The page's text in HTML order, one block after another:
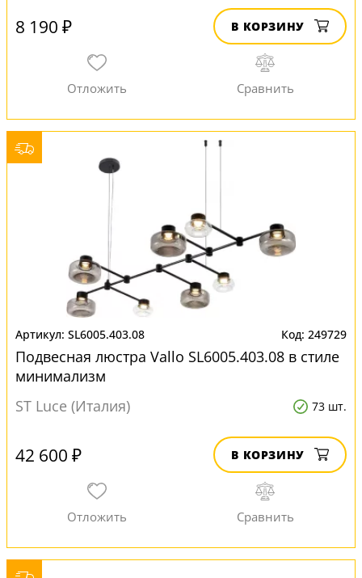
8 190 ₽ В КОРЗИНУ
SL6005.403.08 249729
Подвесная люстра Vallo SL6005.403.08 в стиле
минимализм
ST Luce (Италия)
73 шт.
42 600 ₽ В КОРЗИНУ